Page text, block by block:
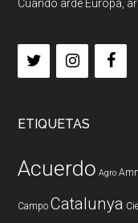
Cuando arde Europa,
ETIQUETAS
Acuerdo Agro
Campo Catalunya